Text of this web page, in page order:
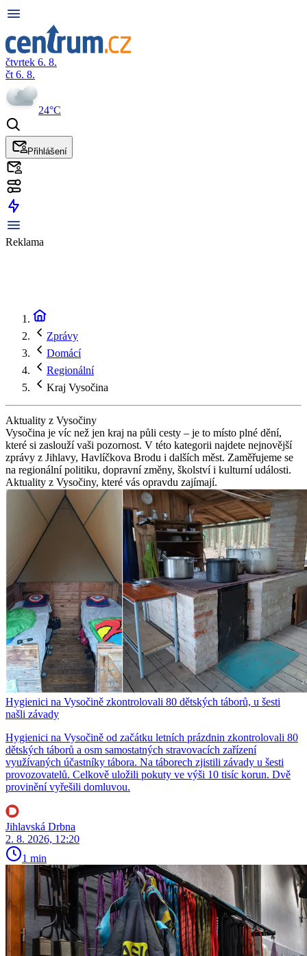
čtvrtek 6. 8.
čt 6. 8.
24°C
Přihlášení
Reklama
Zprávy
Domácí
Regionální
Kraj Vysočina
Aktuality z Vysočiny
Vysočina je víc než jen kraj na půli cesty – je to místo plné dění,
které si zaslouží vaši pozornost. V této kategorii najdete nejnovější
zprávy z Jihlavy, Havlíčkova Brodu i dalších měst. Zaměřujeme se
na regionální politiku, dopravní změny, školství i kulturní události.
Aktuality z Vysočiny, které vás opravdu zajímají.
Hygienici na Vysočině zkontrolovali 80 dětských táborů, u šesti
našli závady
Hygienici na Vysočině od začátku letních prázdnin zkontrolovali 80
dětských táborů a osm samostatných stravovacích zařízení
využívaných účastníky tábora. Na táborech zjistili závady u šesti
provozovatelů. Celkově uložili pokuty ve výši 10 tisíc korun. Dvě
provinění vyřešili domluvou.
Jihlavská Drbna
2. 8. 2026, 12:20
1 min